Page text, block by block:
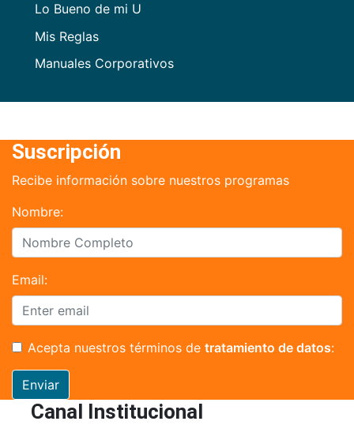
Lo Bueno de mi U
Mis Reglas
Manuales Corporativos
Suscripción
Recibe información sobre nuestros programas
Nombre:
Email:
Acepta nuestros términos de tratamiento de datos:
Enviar
Canal Institucional